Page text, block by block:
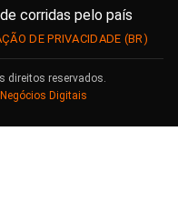
corridas pelo país
direitos reservados.
Digitais
DE PRIVACIDADE (BR)